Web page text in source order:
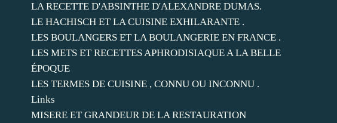
LA RECETTE D'ABSINTHE D'ALEXANDRE DUMAS.
LE HACHISCH ET LA CUISINE EXHILARANTE .
LES BOULANGERS ET LA BOULANGERIE EN FRANCE .
LES METS ET RECETTES APHRODISIAQUE A LA BELLE
ÉPOQUE
LES TERMES DE CUISINE , CONNU OU INCONNU .
Links
MISERE ET GRANDEUR DE LA RESTAURATION